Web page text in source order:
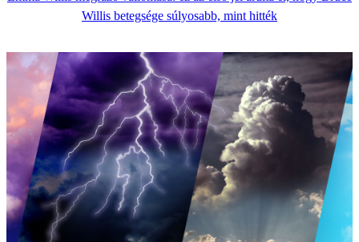
Willis betegsége súlyosabb, mint hitték